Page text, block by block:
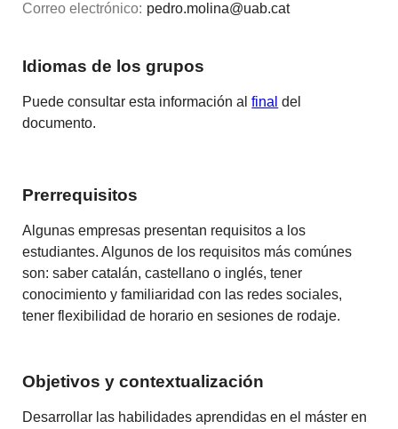
Correo electrónico: pedro.molina@uab.cat
Idiomas de los grupos
Puede consultar esta información alfinal del
documento.
Prerrequisitos
Algunas empresas presentan requisitos a los
estudiantes. Algunos de los requisitos más comúnes
son: saber catalán, castellano o inglés, tener
conocimiento y familiaridad con las redes sociales,
tener flexibilidad de horario en sesiones de rodaje.
Objetivos y contextualización
Desarrollar las habilidades aprendidas en el máster en